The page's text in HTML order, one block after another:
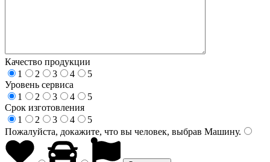
Качество продукции
1
2 3 4
5
Уровень сервиса
1
2 3 4
5
Срок изготовления
1
2 3 4
5
Пожалуйста, докажите, что вы человек, выбрав Машину.